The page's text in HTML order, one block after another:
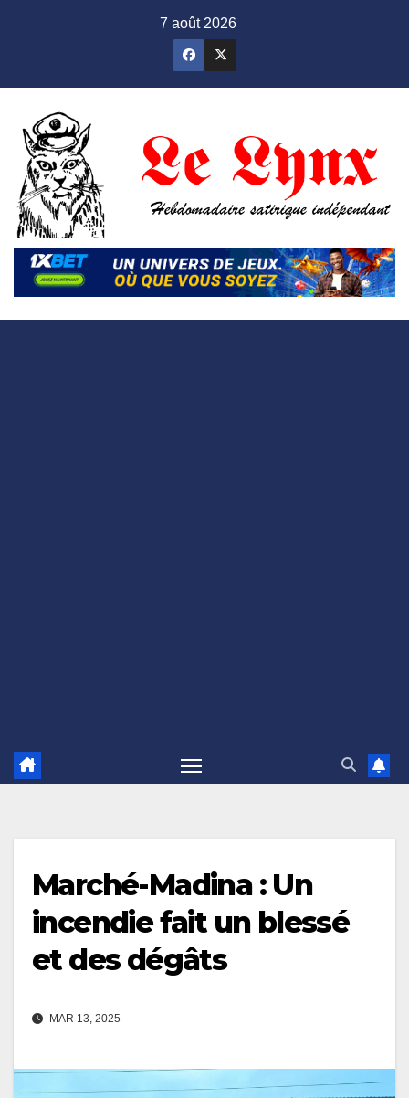
7 août 2026
Marché-Madina : Un
incendie fait un blessé
et des dégâts
MAR 13, 2025